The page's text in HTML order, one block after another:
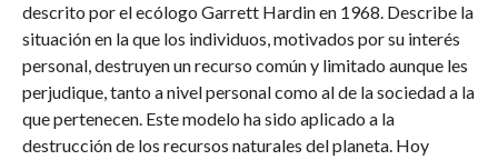
descrito por el ecólogo Garrett Hardin en 1968. Describe la
situación en la que los individuos, motivados por su interés
personal, destruyen un recurso común y limitado aunque les
perjudique, tanto a nivel personal como al de la sociedad a la
que pertenecen. Este modelo ha sido aplicado a la
destrucción de los recursos naturales del planeta. Hoy